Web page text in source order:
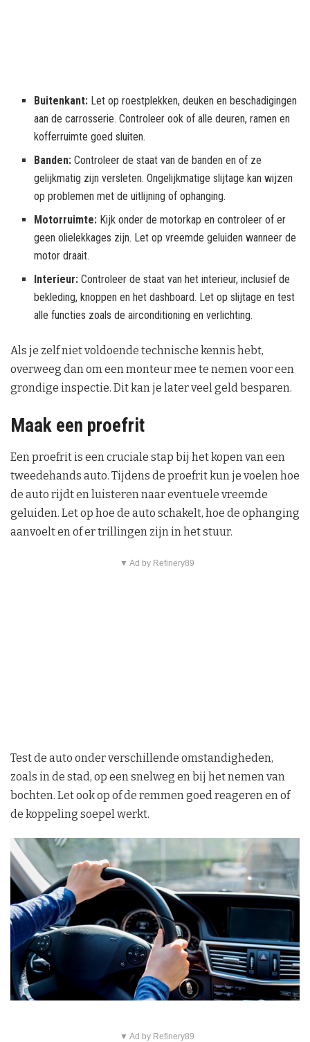
Buitenkant: Let op roestplekken, deuken en beschadigingen
aan de carrosserie. Controleer ook of alle deuren, ramen en
kofferruimte goed sluiten.
Banden: Controleer de staat van de banden en of ze
gelijkmatig zijn versleten. Ongelijkmatige slijtage kan wijzen
op problemen met de uitlijning of ophanging.
Motorruimte: Kijk onder de motorkap en controleer of er
geen olielekkages zijn. Let op vreemde geluiden wanneer de
motor draait.
Interieur: Controleer de staat van het interieur, inclusief de
bekleding, knoppen en het dashboard. Let op slijtage en test
alle functies zoals de airconditioning en verlichting.
Als je zelf niet voldoende technische kennis hebt,
overweeg dan om een monteur mee te nemen voor een
grondige inspectie. Dit kan je later veel geld besparen.
Maak een proefrit
Een proefrit is een cruciale stap bij het kopen van een
tweedehands auto. Tijdens de proefrit kun je voelen hoe
de auto rijdt en luisteren naar eventuele vreemde
geluiden. Let op hoe de auto schakelt, hoe de ophanging
aanvoelt en of er trillingen zijn in het stuur.
▼ Ad by Refinery89
Test de auto onder verschillende omstandigheden,
zoals in de stad, op een snelweg en bij het nemen van
bochten. Let ook op of de remmen goed reageren en of
de koppeling soepel werkt.
▼ Ad by Refinery89